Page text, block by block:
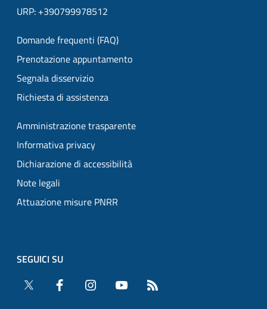
URP: +390799978512
Domande frequenti (FAQ)
Prenotazione appuntamento
Segnala disservizio
Richiesta di assistenza
Amministrazione trasparente
Informativa privacy
Dichiarazione di accessibilità
Note legali
Attuazione misure PNRR
SEGUICI SU
Twitter
Facebook Instagram YouTube